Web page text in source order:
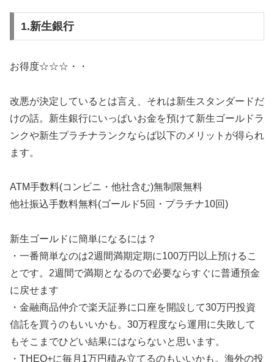
1.新生銀行
お得度☆☆☆・・
改悪が決定しているとは言え、それは新生スタンダードだ
けの話。新生銀行にいっぱいお金を預けて新生ゴールドラ
ンクや新生プラチナランクならば以下のメリットが得られ
ます。
ATM手数料(コンビニ・他社含む)無制限無料
他社振込手数料無料(ゴールド5回・プラチナ10回)
新生ゴールドに簡単になるには？
・一番簡単なのは2週間満期定期に100万円以上預けるこ
とです。2週間で満期となるので必要ならすぐに普通預金
に戻せます
・金融商品仲介で楽天証券に口座を開設して30万円投資
信託を買うのもいいかも。30万程度なら運用に失敗して
もそこまでひどい結果にはならないと思います。
・THEO+に毎月1万円積み立てるのもいいかも。海外の投